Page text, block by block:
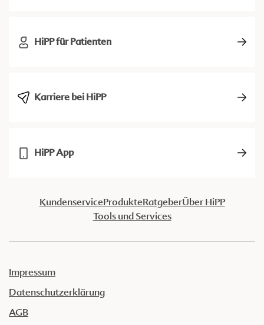
HiPP für Patienten
Karriere bei HiPP
HiPP App
KundenserviceProdukteRatgeberÜber HiPP
Tools und Services
Impressum
Datenschutzerklärung
AGB